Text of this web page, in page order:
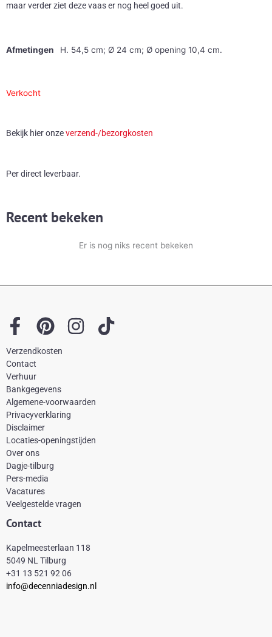
maar verder ziet deze vaas er nog heel goed uit.
Afmetingen H. 54,5 cm; Ø 24 cm; Ø opening 10,4 cm.
Verkocht
Bekijk hier onzeverzend-/bezorgkosten
Per direct leverbaar.
Recent bekeken
Er is nog niks recent bekeken
F
a
c
e
b
o
o
k
-
f
P
i
e
r
e
t
I
a
r
T
Verzendkosten
Contact
Verhuur
Bankgegevens
Algemene-voorwaarden
Privacyverklaring
Disclaimer
Locaties-openingstijden
Over ons
Dagje-tilburg
Pers-media
Vacatures
Veelgestelde vragen
Contact
Kapelmeesterlaan 118
5049 NL Tilburg
+31 13 521 92 06
info@decenniadesign.nl